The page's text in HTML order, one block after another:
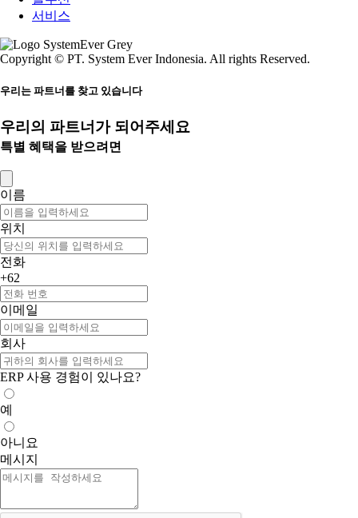
서비스
Copyright © PT. System Ever Indonesia. All rights Reserved.
우리는 파트너를 찾고 있습니다
우리의 파트너가 되어주세요
특별 혜택을 받으려면
이름
위치
전화
+62
이메일
회사
ERP 사용 경험이 있나요?
예
아니요
메시지